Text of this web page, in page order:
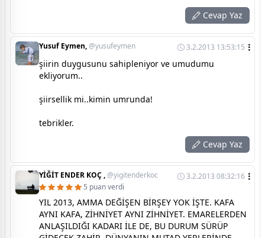
Cevap Yaz
Yusuf Eymen,@yusufeymen 3.2.2013 13:53:15
şiirin duygusunu sahipleniyor ve umudumu
ekliyorum..
şiirsellik mi..kimin umrunda!
tebrikler.
Cevap Yaz
YİĞİT ENDER KOÇ ,@yigitenderkoc
3.2.2013 08:32:16
5 puan verdi
YIL 2013, AMMA DEĞİŞEN BİRŞEY YOK İŞTE. KAFA
AYNI KAFA, ZİHNİYET AYNI ZİHNİYET. EMARELERDEN
ANLAŞILDIĞI KADARI İLE DE, BU DURUM SÜRÜP